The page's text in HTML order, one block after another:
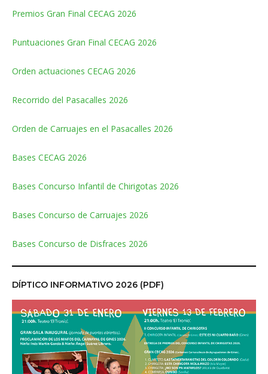
Premios Gran Final CECAG 2026
Puntuaciones Gran Final CECAG 2026
Orden actuaciones CECAG 2026
Recorrido del Pasacalles 2026
Orden de Carruajes en el Pasacalles 2026
Bases CECAG 2026
Bases Concurso Infantil de Chirigotas 2026
Bases Concurso de Carruajes 2026
Bases Concurso de Disfraces 2026
DÍPTICO INFORMATIVO 2026 (PDF)